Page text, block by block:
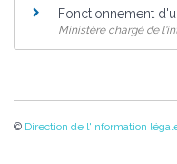
Fonctionnement
Ministère chargé de
© Direction de l'information